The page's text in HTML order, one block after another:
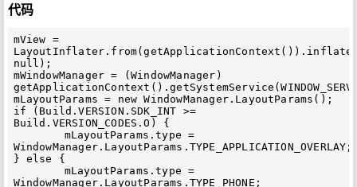
代码
mView =
null);
mWindowManager = (WindowManager)
mLayoutParams = new WindowManager.LayoutParams();
if (Build.VERSION.SDK_INT >=
Build.VERSION_CODES.O) {
WindowManager.LayoutParams.TYPE_APPLICATION_OVERLAY;
} else {
WindowManager.LayoutParams.TYPE_PHONE;